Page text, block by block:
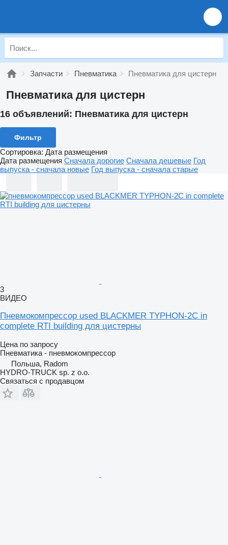
Запчасти Пневматика Пневматика для цистерн
Пневматика для цистерн
16 объявлений: Пневматика для цистерн
Фильтр
Сортировка: Дата размещения
Дата размещения Сначала дорогие Сначала дешевые Год
выпуска - сначала новые Год выпуска - сначала старые
3
ВИДЕО
Пневмокомпрессор used BLACKMER TYPHON-2C in
complete RTI building для цистерны
Цена по запросу
Пневматика - пневмокомпрессор
Польша, Radom
HYDRO-TRUCK sp. z o.o.
Связаться с продавцом